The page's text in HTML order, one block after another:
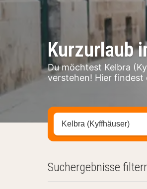
Kurzurlaub
Du möchtest Kelbra
verstehen! Hier findest
Stadt, Region oder
Suchergebnisse